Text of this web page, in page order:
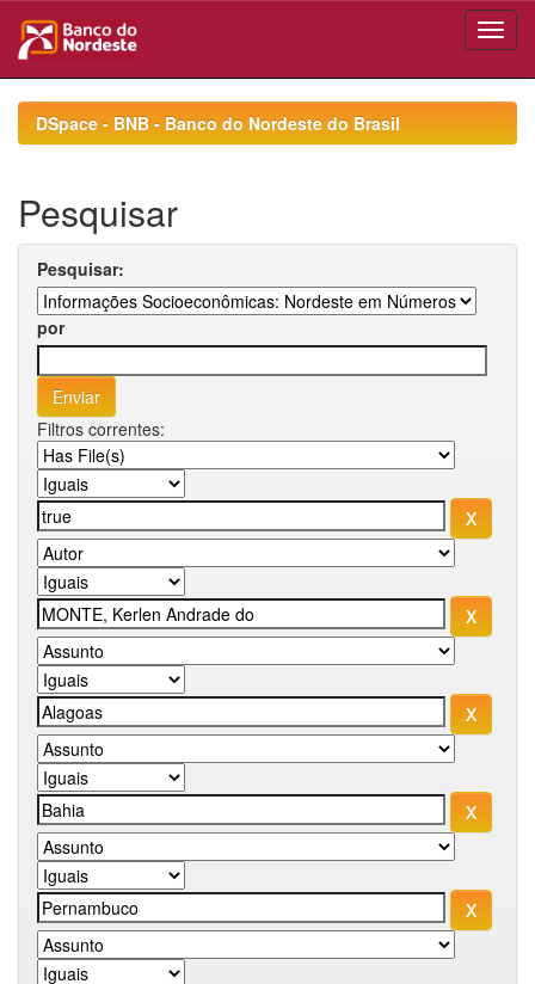
navigationDSpace - BNB - Banco do Nordeste do Brasil
Pesquisar
Pesquisar:
por
Filtros correntes: